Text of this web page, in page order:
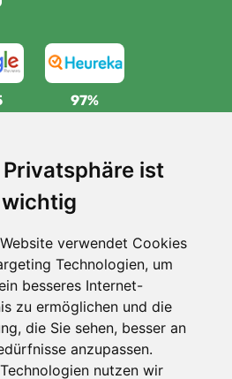
Privatsphäre ist
verwendet Cookies
Technologien, um
besseres Internet-
zu ermöglichen und die
die Sie sehen, besser an
anzupassen.
nutzen wir
97%
und kostenlos
für Bestellungen über 80 EUR
und Rückgabe
jederzeit innerhalb von 90 Tagen
Trees.org
wir einen Baum! Mehr lesen